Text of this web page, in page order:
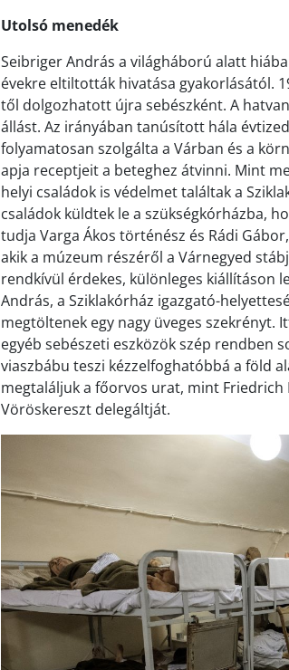
Utolsó menedék
Seibriger András a világháború alatt
évekre eltiltották hivatása gyakorlásától.
től dolgozhatott újra sebészként. A
állást. Az irányában tanúsított hála
folyamatosan szolgálta a Várban és a
apja receptjeit a beteghez átvinni. Mint
helyi családok is védelmet találtak a
családok küldtek le a szükségkórházba,
tudja Varga Ákos történész és Rádi
akik a múzeum részéről a Várnegyed
rendkívül érdekes, különleges kiállításon
András, a Sziklakórház igazgató-
megtöltenek egy nagy üveges szekrényt.
egyéb sebészeti eszközök szép rendben
viaszbábu teszi kézzelfoghatóbbá a föld
megtaláljuk a főorvos urat, mint
Vöröskereszt delegáltját.